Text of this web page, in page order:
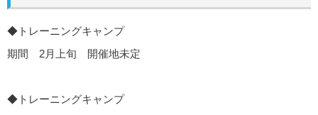
◆トレーニングキャンプ
期間 2月上旬 開催地未定
◆トレーニングキャンプ